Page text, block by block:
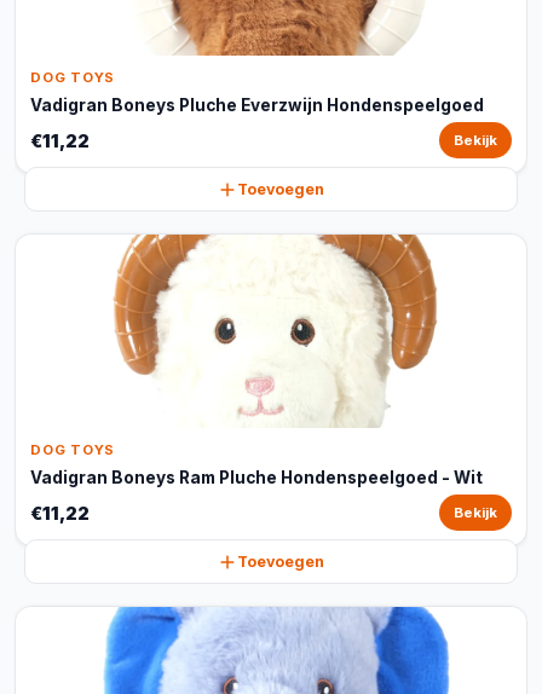
DOG TOYS
Vadigran Boneys Pluche Everzwijn Hondenspeelgoed
€11,22 Bekijk
Toevoegen
DOG TOYS
Vadigran Boneys Ram Pluche Hondenspeelgoed - Wit
€11,22 Bekijk
Toevoegen